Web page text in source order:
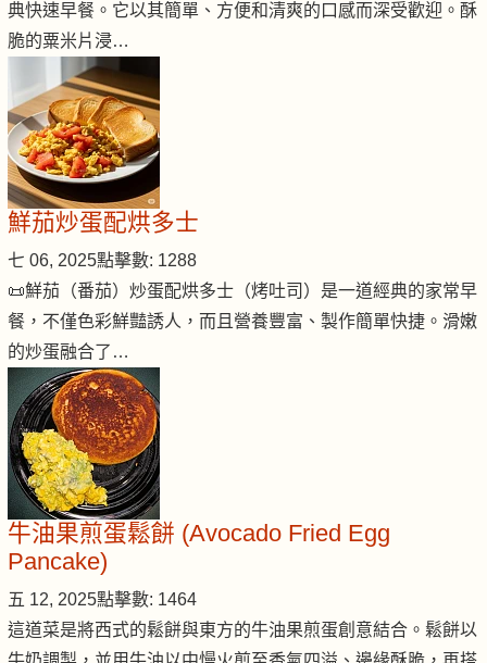
典快速早餐。它以其簡單、方便和清爽的口感而深受歡迎。酥
脆的粟米片浸…
鮮茄炒蛋配烘多士
七 06, 2025點擊數: 1288
📜鮮茄（番茄）炒蛋配烘多士（烤吐司）是一道經典的家常早
餐，不僅色彩鮮豔誘人，而且營養豐富、製作簡單快捷。滑嫩
的炒蛋融合了…
牛油果煎蛋鬆餅 (Avocado Fried Egg
Pancake)
五 12, 2025點擊數: 1464
這道菜是將西式的鬆餅與東方的牛油果煎蛋創意結合。鬆餅以